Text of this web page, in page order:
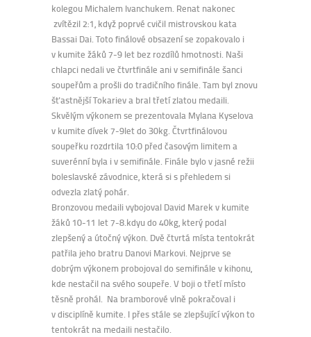
kolegou Michalem Ivanchukem. Renat nakonec
zvítězil 2:1, když poprvé cvičil mistrovskou kata
Bassai Dai. Toto finálové obsazení se zopakovalo i
v kumite žáků 7-9 let bez rozdílů hmotnosti. Naši
chlapci nedali ve čtvrtfinále ani v semifinále šanci
soupeřům a prošli do tradičního finále. Tam byl znovu
šťastnější Tokariev a bral třetí zlatou medaili.
Skvělým výkonem se prezentovala Mylana Kyselova
v kumite dívek 7-9let do 30kg. Čtvrtfinálovou
soupeřku rozdrtila 10:0 před časovým limitem a
suverénní byla i v semifinále. Finále bylo v jasné režii
boleslavské závodnice, která si s přehledem si
odvezla zlatý pohár.
Bronzovou medaili vybojoval David Marek v kumite
žáků 10-11 let 7-8.kdyu do 40kg, který podal
zlepšený a útočný výkon. Dvě čtvrtá místa tentokrát
patřila jeho bratru Danovi Markovi. Nejprve se
dobrým výkonem probojoval do semifinále v kihonu,
kde nestačil na svého soupeře. V boji o třetí místo
těsně prohál. Na bramborové vlně pokračoval i
v disciplíně kumite. I přes stále se zlepšující výkon to
tentokrát na medaili nestačilo.